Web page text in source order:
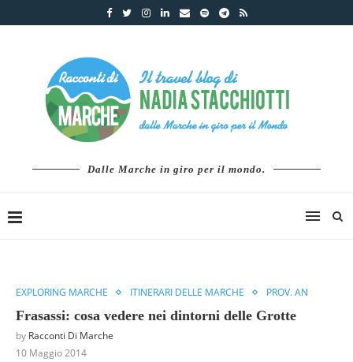
Dalle Marche in giro per il mondo.
EXPLORING MARCHE ITINERARI DELLE MARCHE PROV. AN
Frasassi: cosa vedere nei dintorni delle Grotte
by Racconti Di Marche
10 Maggio 2014